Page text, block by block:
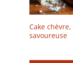
Cake
savoureuse